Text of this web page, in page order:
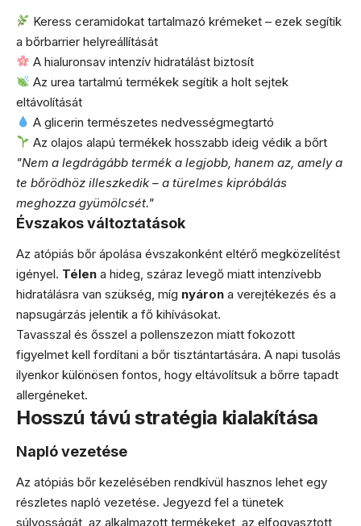
Keress ceramidokat tartalmazó krémeket – ezek segítik
a bőrbarrier helyreállítását
A hialuronsav intenzív hidratálást biztosít
Az urea tartalmú termékek segítik a holt sejtek
eltávolítását
A glicerin természetes nedvességmegtartó
Az olajos alapú termékek hosszabb ideig védik a bőrt
"Nem a legdrágább termék a legjobb, hanem az, amely a
te bőrödhöz illeszkedik – a türelmes kipróbálás
meghozza gyümölcsét."
Évszakos változtatások
Az atópiás bőr ápolása évszakonként eltérő megközelítést
igényel. Télen a hideg, száraz levegő miatt intenzívebb
hidratálásra van szükség, míg nyáron a verejtékezés és a
napsugárzás jelentik a fő kihívásokat.
Tavasszal és ősszel a pollenszezon miatt fokozott
figyelmet kell fordítani a bőr tisztántartására. A napi tusolás
ilyenkor különösen fontos, hogy eltávolítsuk a bőrre tapadt
allergéneket.
Hosszú távú stratégia kialakítása
Napló vezetése
Az atópiás bőr kezelésében rendkívül hasznos lehet egy
részletes napló vezetése. Jegyezd fel a tünetek
súlyosságát, az alkalmazott termékeket, az elfogyasztott